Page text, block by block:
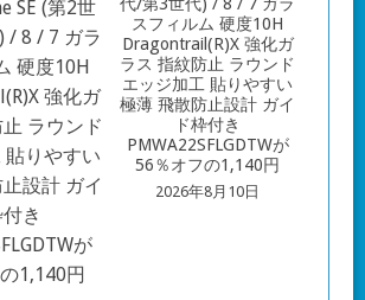
スフィルム 硬度10H
Dragontrail(R)X 強化ガ
ラス 指紋防止 ラウンド
エッジ加工 貼りやすい
極薄 飛散防止設計 ガイ
ド枠付き
PMWA22SFLGDTWが
56％オフの1,140円
2026年8月10日